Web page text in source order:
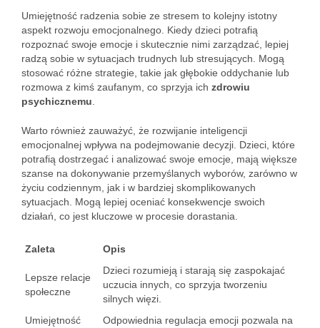
Umiejętność radzenia sobie ze stresem to kolejny istotny
aspekt rozwoju emocjonalnego. Kiedy dzieci potrafią
rozpoznać swoje emocje i skutecznie nimi zarządzać, lepiej
radzą sobie w sytuacjach trudnych lub stresujących. Mogą
stosować różne strategie, takie jak głębokie oddychanie lub
rozmowa z kimś zaufanym, co sprzyja ich zdrowiu
psychicznemu
Warto również zauważyć, że rozwijanie inteligencji
emocjonalnej wpływa na podejmowanie decyzji. Dzieci, które
potrafią dostrzegać i analizować swoje emocje, mają większe
szanse na dokonywanie przemyślanych wyborów, zarówno w
życiu codziennym, jak i w bardziej skomplikowanych
sytuacjach. Mogą lepiej oceniać konsekwencje swoich
działań, co jest kluczowe w procesie dorastania.
Zaleta Opis
Lepsze relacje
społeczne
Dzieci rozumieją i starają się zaspokajać
uczucia innych, co sprzyja tworzeniu
silnych więzi.
Umiejętność
Odpowiednia regulacja emocji pozwala na